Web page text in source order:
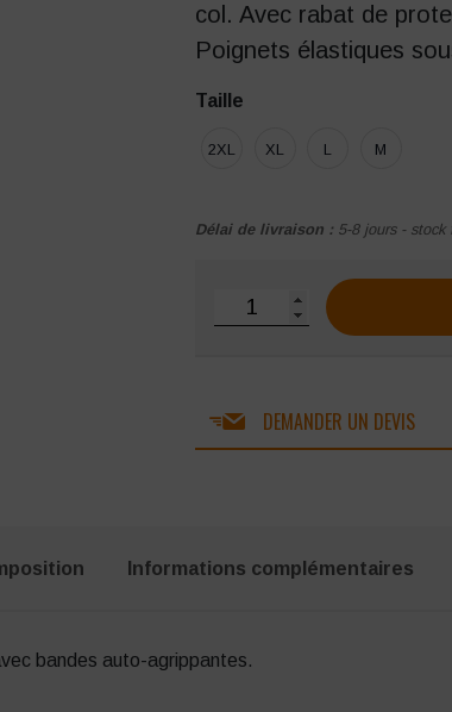
col. Avec rabat de
Poignets élastiques
Taille
2XL XL L M
Délai de livraison : 5-8 jours - stock
quantité de Combinaison
DEMANDER UN DEVIS
Informations complémentaires
bandes auto-agrippantes.